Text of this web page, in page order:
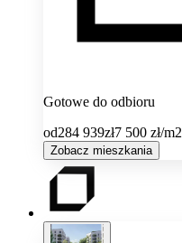
Gotowe do odbioru
od284 939zł7 500 zł/m2
Zobacz mieszkania